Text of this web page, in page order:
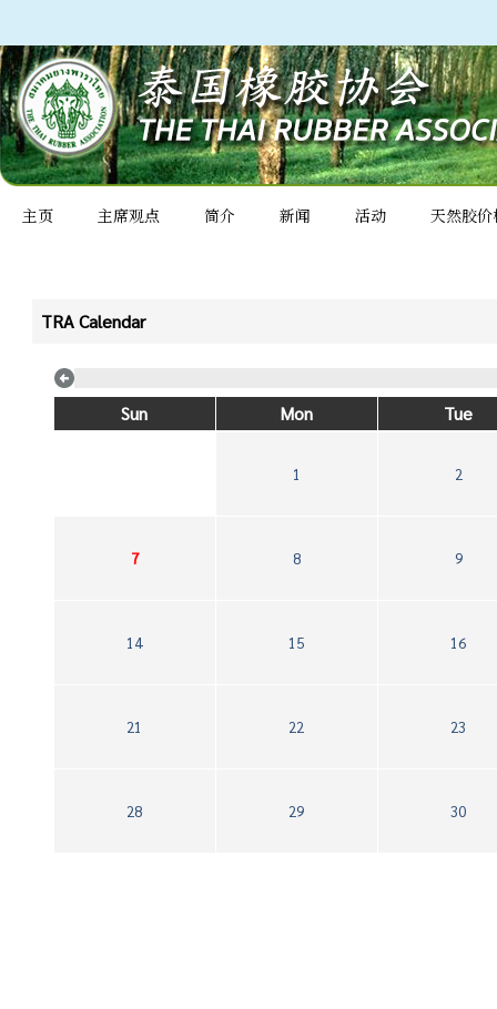
主页 主席观点 简介 新闻 活动 天然胶价
TRA Calendar
Sun Mon Tue
1 2
7 8 9
14 15 16
21 22 23
28 29 30